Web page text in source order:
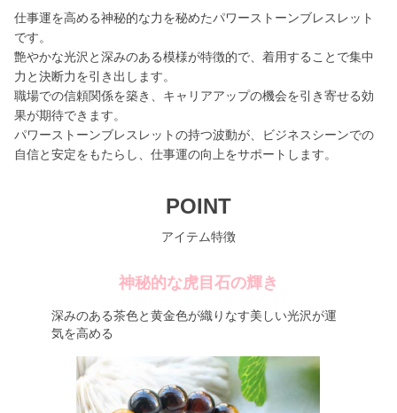
仕事運を高める神秘的な力を秘めたパワーストーンブレスレット
です。
艶やかな光沢と深みのある模様が特徴的で、着用することで集中
力と決断力を引き出します。
職場での信頼関係を築き、キャリアアップの機会を引き寄せる効
果が期待できます。
パワーストーンブレスレットの持つ波動が、ビジネスシーンでの
自信と安定をもたらし、仕事運の向上をサポートします。
POINT
アイテム特徴
神秘的な虎目石の輝き
深みのある茶色と黄金色が織りなす美しい光沢が運
気を高める